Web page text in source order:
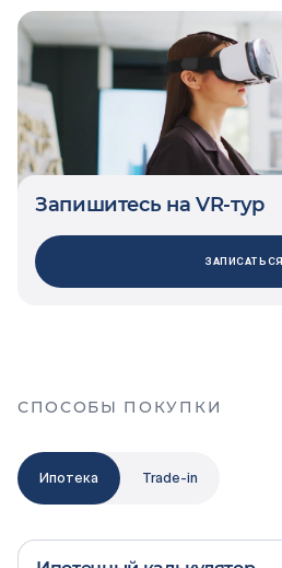
Запишитесь на VR-тур
ЗАПИСАТЬСЯ
СПОСОБЫ ПОКУПКИ
Ипотека Trade-in